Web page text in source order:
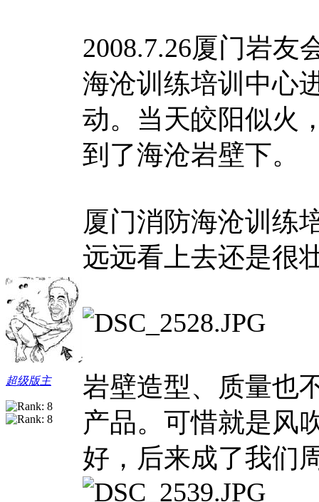
超级版主
2008.7.26厦门岩友
海沧训练培训中心
动。当天皎阳似火
到了海沧岩壁下。
厦门消防海沧训练
远远看上去还是很
岩壁造型、质量也
产品。可惜就是风
好，后来成了我们